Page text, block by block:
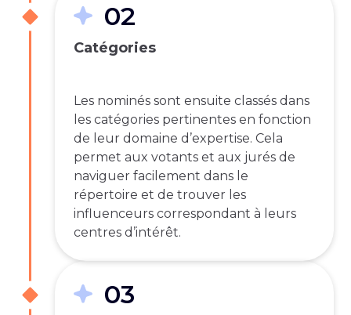
02
Catégories
Les nominés sont ensuite classés dans
les catégories pertinentes en fonction
de leur domaine d’expertise. Cela
permet aux votants et aux jurés de
naviguer facilement dans le
répertoire et de trouver les
influenceurs correspondant à leurs
centres d’intérêt.
03